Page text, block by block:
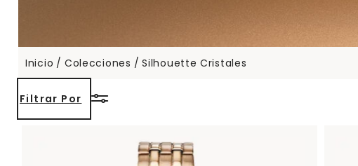
Inicio Colecciones Silhouette Cristales
Filtrar Por